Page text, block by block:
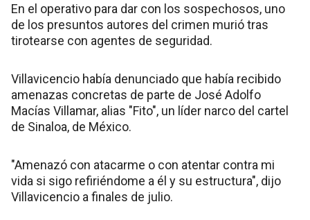
En el operativo para dar con los sospechosos, uno
de los presuntos autores del crimen murió tras
tirotearse con agentes de seguridad.
Villavicencio había denunciado que había recibido
amenazas concretas de parte de José Adolfo
Macías Villamar, alias "Fito", un líder narco del cartel
de Sinaloa, de México.
"Amenazó con atacarme o con atentar contra mi
vida si sigo refiriéndome a él y su estructura", dijo
Villavicencio a finales de julio.